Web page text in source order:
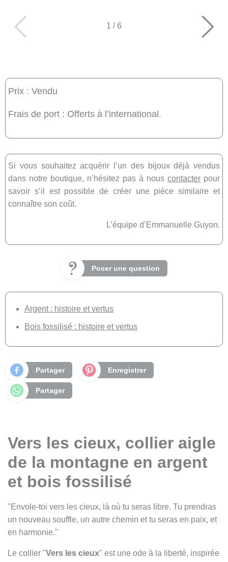
1 / 6
Prix : Vendu
Frais de port : Offerts à l’international.
Si vous souhaitez acquérir l’un des bijoux déjà vendus
dans notre boutique, n’hésitez pas à nous contacter pour
savoir s’il est possible de créer une pièce similaire et
connaître son coût.
L’équipe d’Emmanuelle Guyon.
Poser une question
Argent : histoire et vertus
Bois fossilisé : histoire et vertus
Partager Enregistrer
Partager
Vers les cieux, collier aigle
de la montagne en argent
et bois fossilisé
"Envole-toi vers les cieux, là où tu seras libre. Tu prendras
un nouveau souffle, un autre chemin et tu seras en paix, et
en harmonie."
Le collier "Vers les cieux" est une ode à la liberté, inspirée